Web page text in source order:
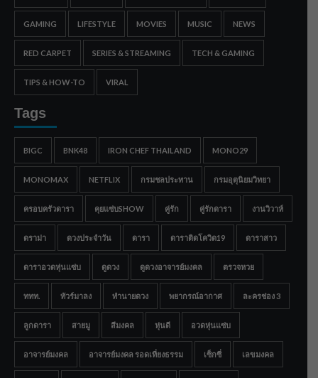
GAMING LIFESTYLE MOVIES MUSIC NEWS
RED CARPET SERIES & STREAMING TECH & GAMING
TIPS & HOW-TO VIRAL
Tags
BIGC BNK48 IRON CHEF THAILAND MONO29
MONOMAX NETFLIX กรมชลประทาน กรมอุตุนิยมวิทยา
ครอบครัวดารา คุยแซ่บSHOW คู่รัก คู่รักดารา งานวิวาห์
ดราม่า ดวงประจำวัน ดารา ดาราติดโควิด19 ดาราสาว
ดาราอวดหุ่นแซ่บ ดูดวง ดูดวงอาจารย์มงคล ตรวจหวย
ททท. ทัวร์มาลง ทำนายดวง พยากรณ์อากาศ ละครช่อง 3
ลูกดารา สายมู สีมงคล หุ่นดี อวดหุ่นแซ่บ
อาจารย์มงคล อาจารย์มงคล รอดเที่ยงธรรม เซ็กซี่ เลขมงคล